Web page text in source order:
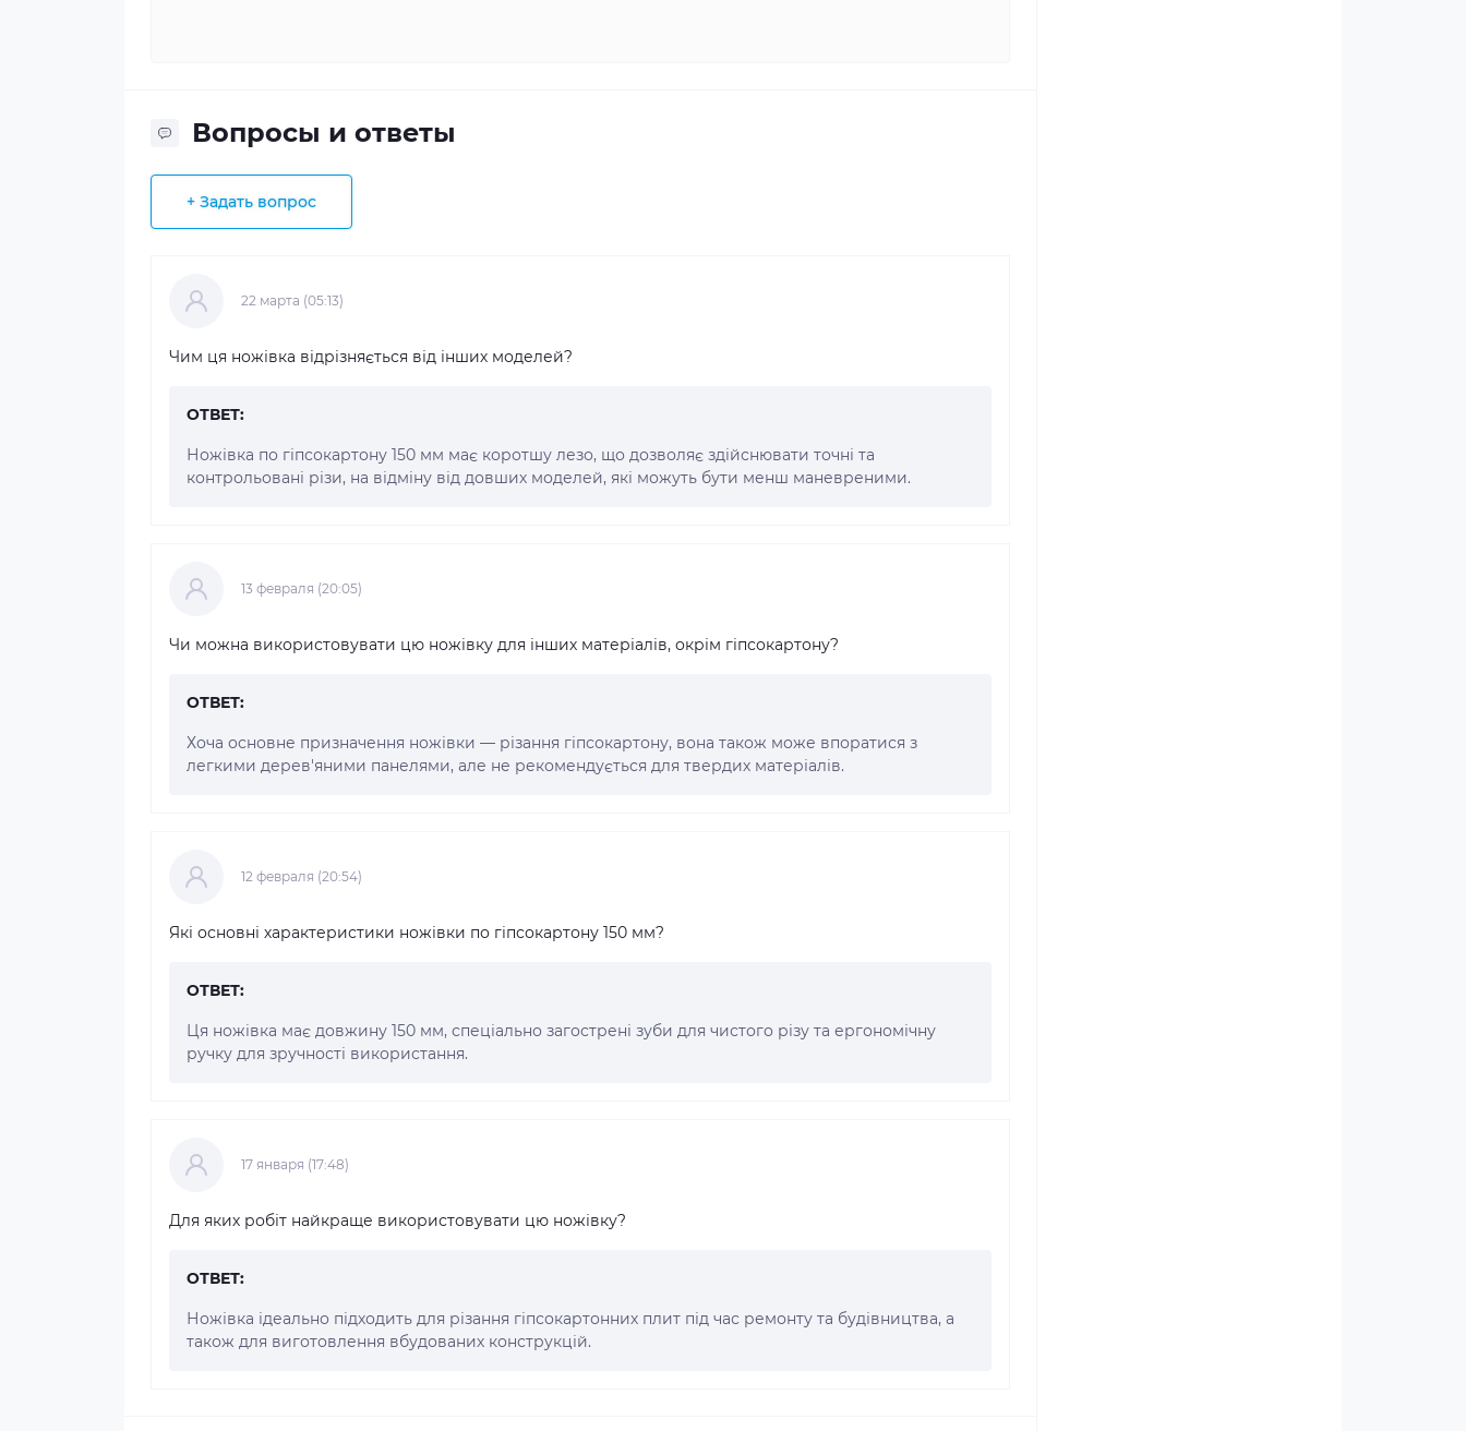
Вопросы и ответы
+ Задать вопрос
22 марта (05:13)
Чим ця ножівка відрізняється від інших моделей?
ОТВЕТ:
Ножівка по гіпсокартону 150 мм має коротшу лезо, що дозволяє здійснювати точні та
контрольовані різи, на відміну від довших моделей, які можуть бути менш маневреними.
13 февраля (20:05)
Чи можна використовувати цю ножівку для інших матеріалів, окрім гіпсокартону?
ОТВЕТ:
Хоча основне призначення ножівки — різання гіпсокартону, вона також може впоратися з
легкими дерев'яними панелями, але не рекомендується для твердих матеріалів.
12 февраля (20:54)
Які основні характеристики ножівки по гіпсокартону 150 мм?
ОТВЕТ:
Ця ножівка має довжину 150 мм, спеціально загострені зуби для чистого різу та ергономічну
ручку для зручності використання.
17 января (17:48)
Для яких робіт найкраще використовувати цю ножівку?
ОТВЕТ:
Ножівка ідеально підходить для різання гіпсокартонних плит під час ремонту та будівництва, а
також для виготовлення вбудованих конструкцій.